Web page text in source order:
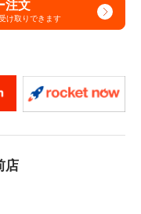
注文
け取りできます
店